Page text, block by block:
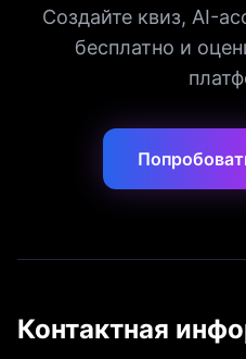
Создайте квиз, AI-
бесплатно и
Контактная